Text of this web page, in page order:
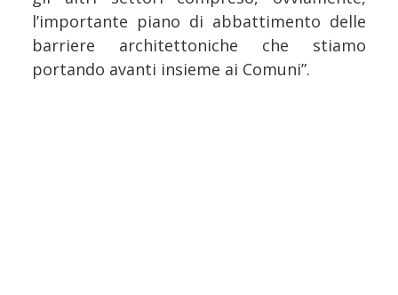
l’importante piano di abbattimento delle
barriere architettoniche che stiamo
portando avanti insieme ai Comuni”.